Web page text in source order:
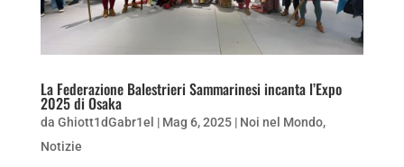
La Federazione Balestrieri Sammarinesi incanta l’Expo
2025 di Osaka
da Ghiott1dGabr1el | Mag 6, 2025| Noi nel Mondo,
Notizie